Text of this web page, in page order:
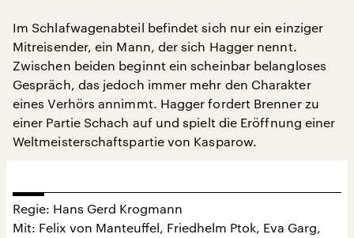
Im Schlafwagenabteil befindet sich nur ein einziger
Mitreisender, ein Mann, der sich Hagger nennt.
Zwischen beiden beginnt ein scheinbar belangloses
Gespräch, das jedoch immer mehr den Charakter
eines Verhörs annimmt. Hagger fordert Brenner zu
einer Partie Schach auf und spielt die Eröffnung einer
Weltmeisterschaftspartie von Kasparow.
Regie: Hans Gerd Krogmann
Mit: Felix von Manteuffel, Friedhelm Ptok, Eva Garg,